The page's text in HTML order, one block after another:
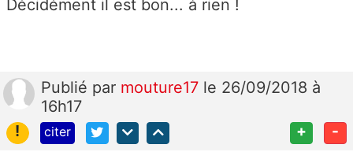
Décidément il est bon... à rien !
Publié par mouture17 le 26/09/2018 à
16h17
!
citer + -